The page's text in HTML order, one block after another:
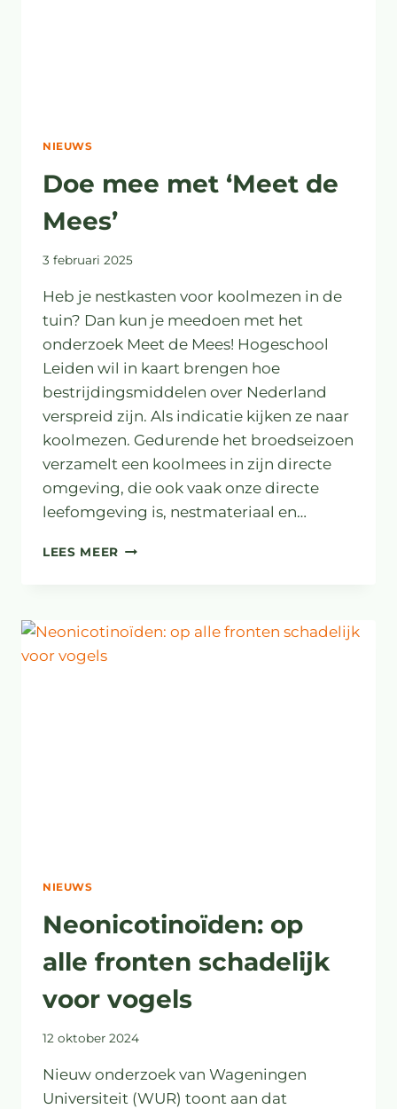
NIEUWS
Doe mee met ‘Meet de
Mees’
3 februari 2025
Heb je nestkasten voor koolmezen in de
tuin? Dan kun je meedoen met het
onderzoek Meet de Mees! Hogeschool
Leiden wil in kaart brengen hoe
bestrijdingsmiddelen over Nederland
verspreid zijn. Als indicatie kijken ze naar
koolmezen. Gedurende het broedseizoen
verzamelt een koolmees in zijn directe
omgeving, die ook vaak onze directe
leefomgeving is, nestmateriaal en…
LEES MEER DOE
MEES’
NIEUWS
Neonicotinoïden: op
alle fronten schadelijk
voor vogels
12 oktober 2024
Nieuw onderzoek van Wageningen
Universiteit (WUR) toont aan dat